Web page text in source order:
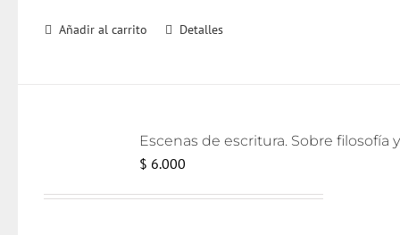
Añadir al carrito Detalles
$ 6.000